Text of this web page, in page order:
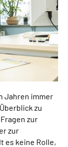
Jahren immer
zu
zur
zur
es keine Rolle,